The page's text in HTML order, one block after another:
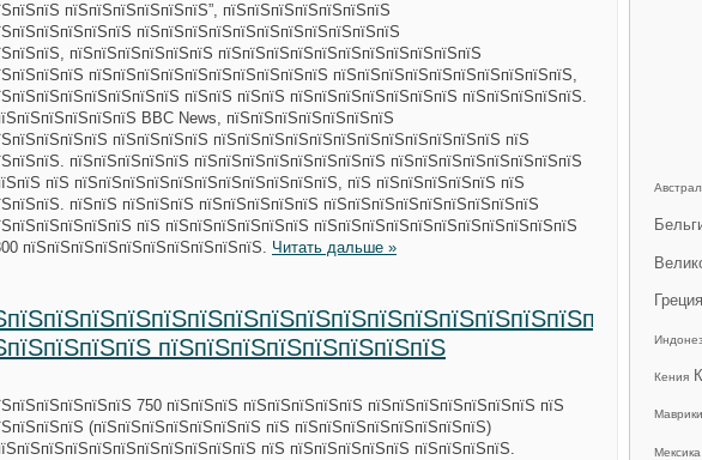
пїЅпїЅпїЅпїЅпїЅпїЅ”, пїЅпїЅпїЅпїЅпїЅпїЅпїЅ
пїЅпїЅпїЅпїЅпїЅпїЅпїЅпїЅпїЅпїЅпїЅ
пїЅпїЅпїЅпїЅпїЅпїЅ пїЅпїЅпїЅпїЅпїЅпїЅпїЅпїЅпїЅпїЅпїЅ
пїЅпїЅпїЅпїЅпїЅпїЅпїЅпїЅпїЅпїЅ пїЅпїЅпїЅпїЅпїЅпїЅпїЅпїЅпїЅпїЅ,
пїЅпїЅ пїЅпїЅ пїЅпїЅпїЅпїЅпїЅпїЅпїЅ пїЅпїЅпїЅпїЅпїЅ.
BBC News, пїЅпїЅпїЅпїЅпїЅпїЅпїЅ
пїЅпїЅпїЅпїЅ пїЅпїЅпїЅпїЅпїЅпїЅпїЅпїЅпїЅпїЅпїЅпїЅ пїЅ
пїЅпїЅпїЅпїЅпїЅ пїЅпїЅпїЅпїЅпїЅпїЅпїЅпїЅ пїЅпїЅпїЅпїЅпїЅпїЅпїЅпїЅ
пїЅ пїЅпїЅпїЅпїЅпїЅпїЅпїЅпїЅпїЅпїЅпїЅ, пїЅ пїЅпїЅпїЅпїЅпїЅ пїЅ
пїЅпїЅ пїЅпїЅпїЅ пїЅпїЅпїЅпїЅпїЅ пїЅпїЅпїЅпїЅпїЅпїЅпїЅпїЅпїЅ
пїЅ пїЅпїЅпїЅпїЅпїЅпїЅ пїЅпїЅпїЅпїЅпїЅпїЅпїЅпїЅпїЅпїЅпїЅ
пїЅпїЅпїЅпїЅпїЅпїЅпїЅпїЅпїЅпїЅ. Читать дальше »
пїЅпїЅпїЅпїЅпїЅпїЅпїЅпїЅ
750 пїЅпїЅпїЅ пїЅпїЅпїЅпїЅпїЅ пїЅпїЅпїЅпїЅпїЅпїЅпїЅ пїЅ
(пїЅпїЅпїЅпїЅпїЅпїЅпїЅ пїЅ пїЅпїЅпїЅпїЅпїЅпїЅпїЅпїЅ)
пїЅ пїЅпїЅпїЅпїЅпїЅ пїЅпїЅпїЅпїЅ.
Греция
Кения
Мексика